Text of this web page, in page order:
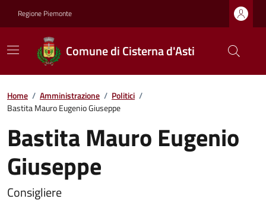
Regione Piemonte
Comune di Cisterna d'Asti
Home / Amministrazione / Politici /
Bastita Mauro Eugenio Giuseppe
Bastita Mauro Eugenio
Giuseppe
Consigliere